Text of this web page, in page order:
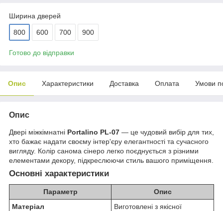
Ширина дверей
800 600 700 900
Готово до відправки
Опис Характеристики Доставка Оплата Умови
Опис
Двері міжкімнатні Portalino PL-07 — це чудовий вибір для тих,
хто бажає надати своєму інтер'єру елегантності та сучасного
вигляду. Колір санома сінеро легко поєднується з різними
елементами декору, підкреслюючи стиль вашого приміщення.
Основні характеристики
Параметр
Опис
Матеріал
Виготовлені з якісної